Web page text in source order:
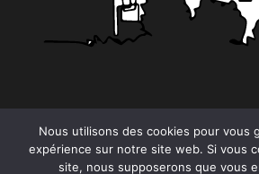
CATÉGORIES
Tendance
Nous utilisons des cookies pour vous
expérience sur notre site web. Si vous
site, nous supposerons que vous